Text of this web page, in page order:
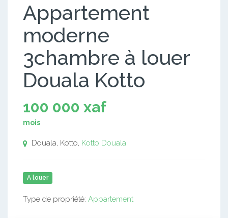
Appartement
moderne
3chambre à louer
Douala Kotto
100 000 xaf
mois
Douala, Kotto, Kotto Douala
A louer
Type de propriété: Appartement